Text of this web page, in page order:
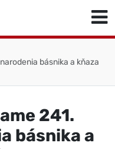
básnika a kňaza
241.
básnika a